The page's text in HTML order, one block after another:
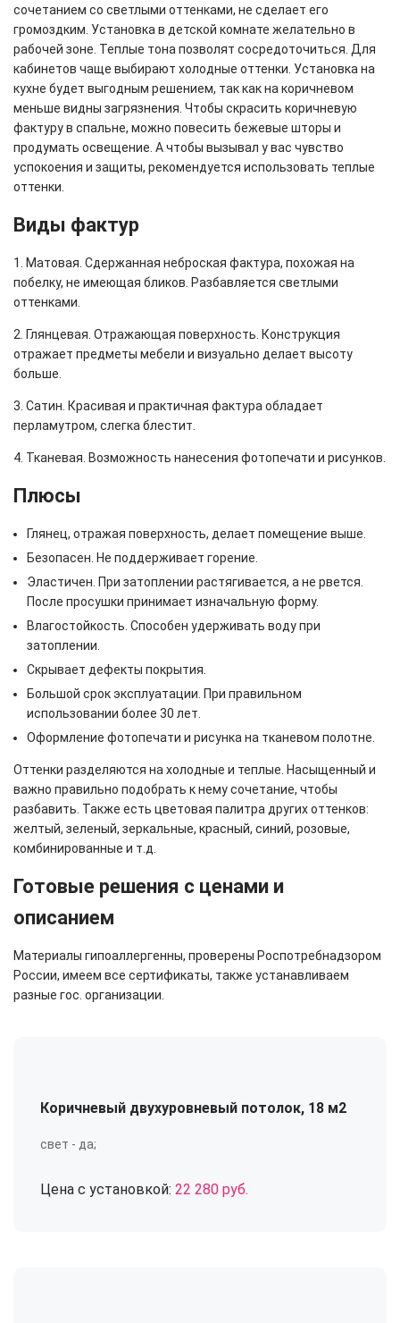
сочетанием со светлыми оттенками, не сделает его
громоздким. Установка в детской комнате желательно в
рабочей зоне. Теплые тона позволят сосредоточиться. Для
кабинетов чаще выбирают холодные оттенки. Установка на
кухне будет выгодным решением, так как на коричневом
меньше видны загрязнения. Чтобы скрасить коричневую
фактуру в спальне, можно повесить бежевые шторы и
продумать освещение. А чтобы вызывал у вас чувство
успокоения и защиты, рекомендуется использовать теплые
оттенки.
Виды фактур
1. Матовая. Сдержанная неброская фактура, похожая на
побелку, не имеющая бликов. Разбавляется светлыми
оттенками.
2. Глянцевая. Отражающая поверхность. Конструкция
отражает предметы мебели и визуально делает высоту
больше.
3. Сатин. Красивая и практичная фактура обладает
перламутром, слегка блестит.
4. Тканевая. Возможность нанесения фотопечати и рисунков.
Плюсы
Глянец, отражая поверхность, делает помещение выше.
Безопасен. Не поддерживает горение.
Эластичен. При затоплении растягивается, а не рвется.
После просушки принимает изначальную форму.
Влагостойкость. Способен удерживать воду при
затоплении.
Скрывает дефекты покрытия.
Большой срок эксплуатации. При правильном
использовании более 30 лет.
Оформление фотопечати и рисунка на тканевом полотне.
Оттенки разделяются на холодные и теплые. Насыщенный и
важно правильно подобрать к нему сочетание, чтобы
разбавить. Также есть цветовая палитра других оттенков:
желтый, зеленый, зеркальные, красный, синий, розовые,
комбинированные и т.д.
Готовые решения с ценами и
описанием
Материалы гипоаллергенны, проверены Роспотребнадзором
России, имеем все сертификаты, также устанавливаем
разные гос. организации.
Коричневый двухуровневый потолок, 18 м2
свет - да;
Цена с установкой: 22 280 руб.